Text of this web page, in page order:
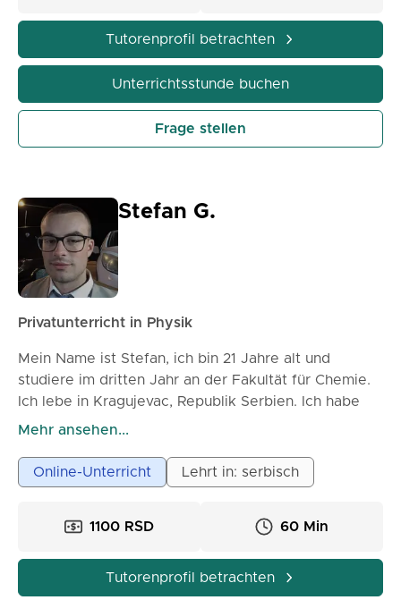
verstehen und lernen möchten.
45 Min - 1000 Dinar (Grundschule)
45 Min - 1500 Dinar (Gymnasium und
Fachoberschule)
45 Min - 2000 Dinar (Hochschule)
Magdalena
Tutorenprofil betrachten
Unterrichtsstunde buchen
Frage stellen
Stefan G.
Privatunterricht in Physik
Mein Name ist Stefan, ich bin 21 Jahre alt und
studiere im dritten Jahr an der Fakultät für Chemie.
Ich lebe in Kragujevac, Republik Serbien. Ich habe
eine Leidenschaft für Chemie und strebe eine
Mehr ansehen...
Online-Unterricht Lehrt in: serbisch
1100 RSD 60 Min
Tutorenprofil betrachten